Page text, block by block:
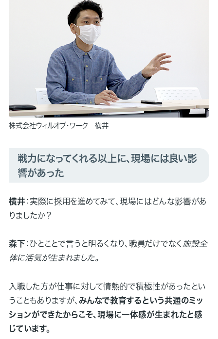
株式会社ウィルオブ・ワーク 横井
戦力になってくれる以上に、現場には良い影
響があった
横井 ：実際に採用を進めてみて、現場にはどんな影響があ
りましたか？
森下 ：ひとことで言うと明るくなり、職員だけでなく 施設全
体に活気が生まれました。
入職した方が仕事に対して情熱的で積極性があったとい
うこともありますが、 みんなで教育するという共通のミッ
ションができたからこそ、現場に一体感が生まれたと感
じています。